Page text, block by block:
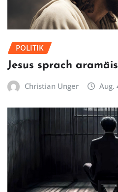
POLITIK
Jesus sprach
Christian Unger Aug.